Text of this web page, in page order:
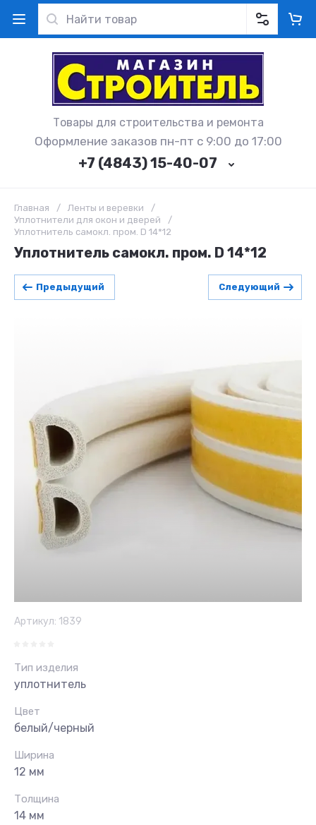
Товары для строительства и ремонта
Оформление заказов пн-пт с 9:00 до 17:00
+7 (4843) 15-40-07
Главная / Ленты и веревки
/
Уплотнители для окон и дверей
/
Уплотнитель самокл. пром. D 14*12
Уплотнитель самокл. пром. D 14*12
Предыдущий Следующий
Артикул: 1839
Тип изделия
уплотнитель
Цвет
белый/черный
Ширина
12 мм
Толщина
14 мм